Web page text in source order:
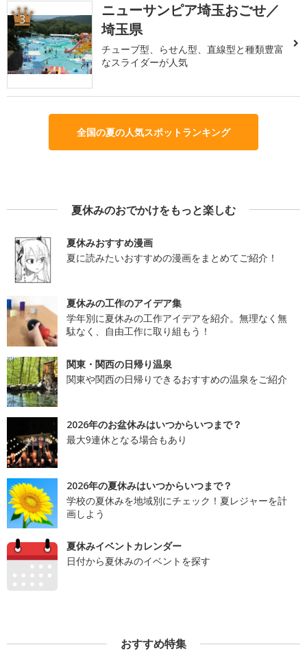
3
ニューサンピア埼玉おごせ／
埼玉県
チューブ型、らせん型、直線型と種類豊富
なスライダーが人気
全国の夏の人気スポットランキング
夏休みのおでかけをもっと楽しむ
夏休みおすすめ漫画
夏に読みたいおすすめの漫画をまとめてご紹介！
夏休みの工作のアイデア集
学年別に夏休みの工作アイデアを紹介。無理なく無
駄なく、自由工作に取り組もう！
関東・関西の日帰り温泉
関東や関西の日帰りできるおすすめの温泉をご紹介
2026年のお盆休みはいつからいつまで？
最大9連休となる場合もあり
2026年の夏休みはいつからいつまで？
学校の夏休みを地域別にチェック！夏レジャーを計
画しよう
夏休みイベントカレンダー
日付から夏休みのイベントを探す
おすすめ特集